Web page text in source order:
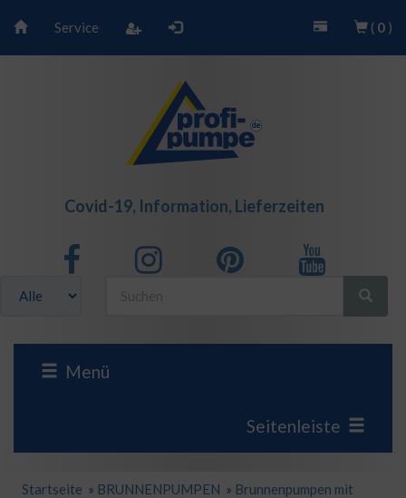
Service ( 0 )
Covid-19, Information, Lieferzeiten
Menü
Seitenleiste
Startseite » BRUNNENPUMPEN » Brunnenpumpen mit